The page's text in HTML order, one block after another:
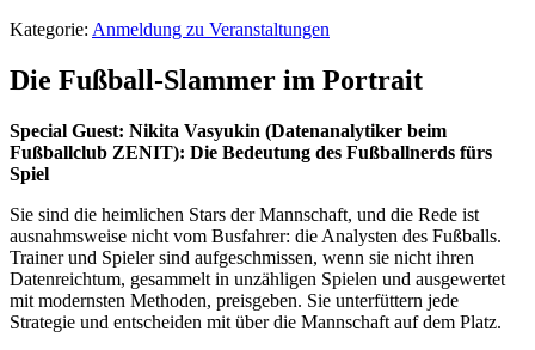
Kategorie: Anmeldung zu Veranstaltungen
Die Fußball-Slammer im Portrait
Special Guest: Nikita Vasyukin (Datenanalytiker beim
Fußballclub ZENIT): Die Bedeutung des Fußballnerds fürs
Spiel
Sie sind die heimlichen Stars der Mannschaft, und die Rede ist
ausnahmsweise nicht vom Busfahrer: die Analysten des Fußballs.
Trainer und Spieler sind aufgeschmissen, wenn sie nicht ihren
Datenreichtum, gesammelt in unzähligen Spielen und ausgewertet
mit modernsten Methoden, preisgeben. Sie unterfüttern jede
Strategie und entscheiden mit über die Mannschaft auf dem Platz.